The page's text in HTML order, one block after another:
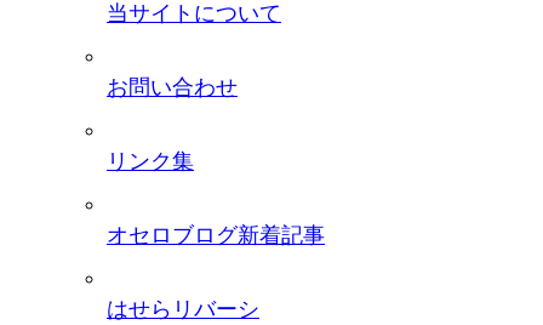
当サイトについて
お問い合わせ
リンク集
オセロブログ新着記事
はせらリバーシ